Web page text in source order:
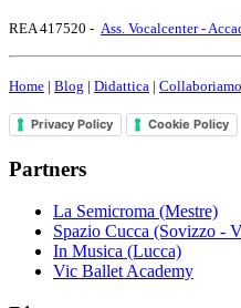
REA 417520 - Ass. Vocalcenter -
Home | Blog | Didattica |
Privacy Policy Cookie Policy
Partners
La Semicroma (Mestre)
Spazio Cucca (Sovizzo -
In Musica (Lucca)
Vic Ballet Academy